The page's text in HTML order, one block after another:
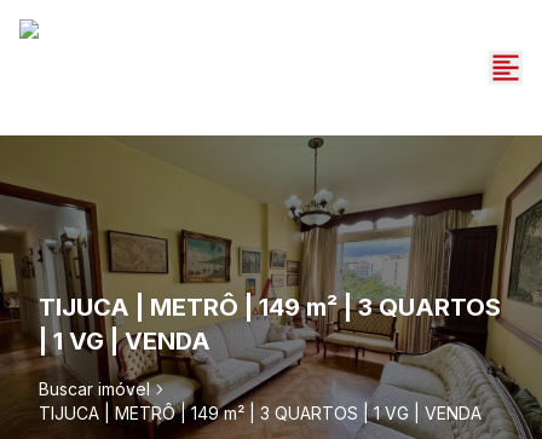
TIJUCA | METRÔ | 149 m² | 3 QUARTOS
| 1 VG | VENDA
Buscar imóvel
TIJUCA | METRÔ | 149 m² | 3 QUARTOS | 1 VG | VENDA